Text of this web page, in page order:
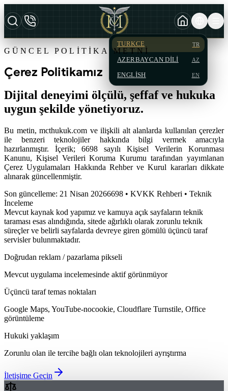
TURKCE TR
AZERBAYCAN DILI AZ
ENGLISH EN
GÜNCEL POLITIKA METNI
Çerez Politikamız
Dijital deneyimi ölçülü, şeffaf ve hukuka
uygun şekilde yönetiyoruz.
Bu metin, mcthukuk.com ve ilişkili alt alanlarda kullanılan çerezler
ile benzeri teknolojiler hakkında bilgi vermek amacıyla
hazırlanmıştır. İçerik; 6698 sayılı Kişisel Verilerin Korunması
Kanunu, Kişisel Verileri Koruma Kurumu tarafından yayımlanan
Çerez Uygulamaları Hakkında Rehber ve Kurul kararları dikkate
alınarak güncellenmiştir.
Son güncelleme: 21 Nisan 20266698 • KVKK Rehberi • Teknik
İnceleme
Mevcut kaynak kod yapımız ve kamuya açık sayfaların teknik
taraması esas alındığında, sitede ağırlıklı olarak zorunlu teknik
süreçler ve belirli sayfalarda devreye giren gömülü üçüncü taraf
servisler bulunmaktadır.
Doğrudan reklam / pazarlama pikseli
Mevcut uygulama incelemesinde aktif görünmüyor
Üçüncü taraf temas noktaları
Google Maps, YouTube-nocookie, Cloudflare Turnstile, Office
görüntüleme
Hukuki yaklaşım
Zorunlu olan ile tercihe bağlı olan teknolojileri ayrıştırma
İletişime Geçin